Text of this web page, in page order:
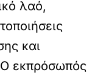
λαό,
και
εκπρόσωπός